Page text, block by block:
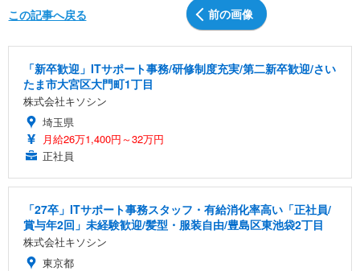
前の画像
この記事へ戻る
「新卒歓迎」ITサポート事務/研修制度充実/第二新卒歓迎/さい
たま市大宮区大門町1丁目
株式会社キソシン
埼玉県
月給26万1,400円～32万円
正社員
「27卒」ITサポート事務スタッフ・有給消化率高い「正社員/
賞与年2回」未経験歓迎/髪型・服装自由/豊島区東池袋2丁目
株式会社キソシン
東京都